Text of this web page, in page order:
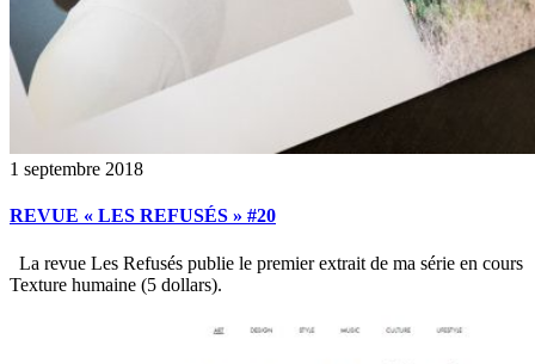
1 septembre 2018
REVUE « LES REFUSÉS » #20
La revue Les Refusés publie le premier extrait de ma série en cours
Texture humaine (5 dollars).